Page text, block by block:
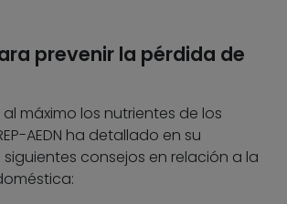
prevenir la pérdida de
máximo los nutrientes de los
AEDN ha detallado en su
siguientes consejos en relación a la